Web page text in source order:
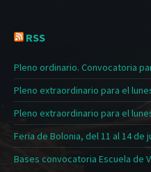
RSS
Pleno ordinario. Convocatoria
Pleno extraordinario para el
Pleno extraordinario para el
Feria de Bolonia, del 11 al 14 de
Bases convocatoria Escuela de